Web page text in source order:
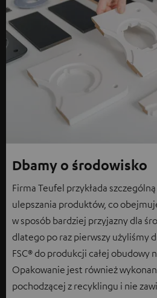
Dbamy o środowisko
Firma Teufel przykłada
ulepszania produktów, co
w sposób bardziej przyjazny dla
dlatego po raz pierwszy użyliśmy
FSC® do produkcji całej obudowy
Opakowanie jest również
pochodzącej z recyklingu i nie